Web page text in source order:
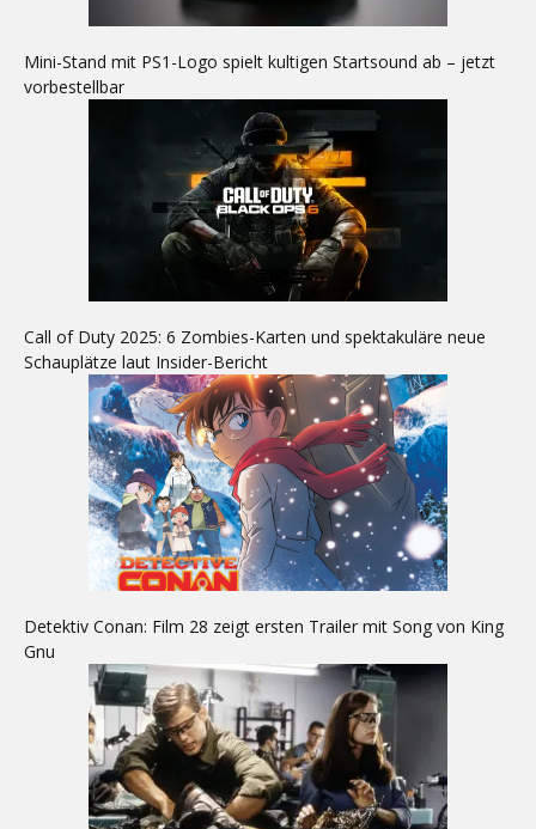
Mini-Stand mit PS1-Logo spielt kultigen Startsound ab – jetzt
vorbestellbar
Call of Duty 2025: 6 Zombies-Karten und spektakuläre neue
Schauplätze laut Insider-Bericht
Detektiv Conan: Film 28 zeigt ersten Trailer mit Song von King
Gnu